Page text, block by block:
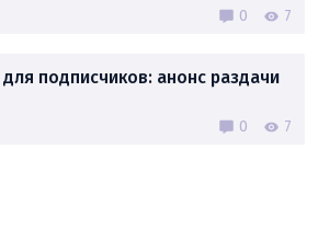
0 7
подписчиков: анонс раздачи
0 7